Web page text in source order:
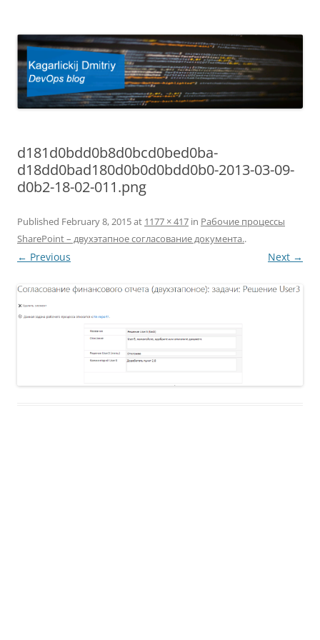
d181d0bdd0b8d0bcd0bed0ba-
d18dd0bad180d0b0d0bdd0b0-2013-03-09-
d0b2-18-02-011.png
Published February 8, 2015at 1177 × 417 in Рабочие процессы
SharePoint – двухэтапное согласование документа..
← Previous Next →